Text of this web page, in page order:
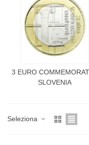
3 EURO
SLOVENIA
Seleziona